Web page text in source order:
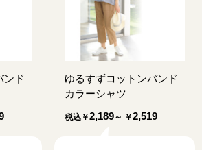
ンド
ゆるすずコットンバンド
カラーシャツ
税込￥2,189～ ￥2,519